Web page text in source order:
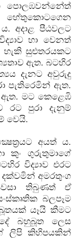
පොලඹවන්නේත්
අදාළ පීඨවලට
හා වෙනත්
හැකි සුළුතරයකට
ඇත. බටහිර
දැනට අවුරුදු
පැතිරෙමින් ඇත.
ඇත. මට කෙළෙඹි
පුරා දැනුම්
වෙයි.
අයත් ය.
කුං ගුරුතුමාගේ
විද්‍යාව එරට
අමරතුංග
තිබුණත් ඒ
බලපෑම
යෑයි කීමට
බහුබූත ලෙස
ලිපි කිහිපයකින්